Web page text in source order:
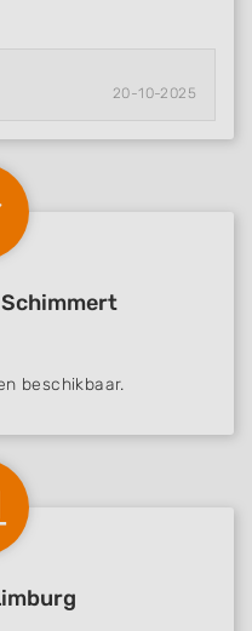
20-10-2025
beschikbaar.